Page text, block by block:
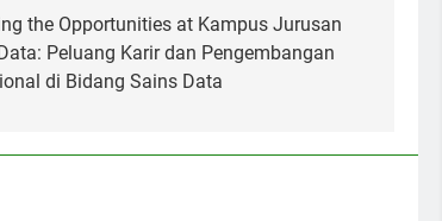
the Opportunities at Kampus Jurusan
Peluang Karir dan Pengembangan
di Bidang Sains Data